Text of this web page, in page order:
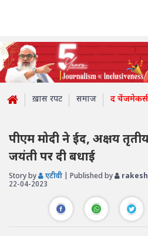
ख़ास रपट समाज द चेंजमेकर्स
पीएम मोदी ने ईद, अक्षय
जयंती पर दी बधाई
Story by एटीवी | Published by
22-04-2023